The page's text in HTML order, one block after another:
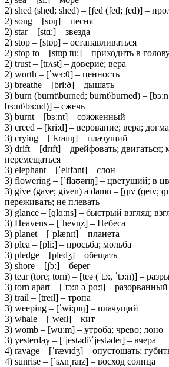
2) shed (shed; shed) – [ʃed (ʃed; ʃed)] –
2) song – [sɒŋ] – песня
2) star – [stɑ:] – звезда
2) stop – [stɒp] – останавливаться
2) stop to – [stɒp tu:] – приходить в
2) trust – [trʌst] – доверие; вера
2) worth – [ˈwɜ:θ] – ценность
3) breathe – [bri:ð] – дышать
3) burn (burnt\burned; burnt\burned) –
bɜ:nt\bɜ:nd)] – сжечь
3) burnt – [bɜ:nt] – сожженный
3) creed – [kri:d] – верование; вера;
3) crying – [ˈkraɪɪŋ] – плачущий
3) drift – [drɪft] – дрейфовать; двигаться;
перемещаться
3) elephant – [ˈelɪfənt] – слон
3) flowering – [ˈflaʊərɪŋ] – цветущий; в
3) give (gave; given) a damn – [ɡɪv (ɡeɪv;
переживать; не плевать
3) glance – [ɡlɑ:ns] – быстрый взгляд;
3) Heavens – [ˈhevn̩z] – Небеса
3) planet – [ˈplænɪt] – планета
3) plea – [pli:] – просьба; мольба
3) pledge – [pledʒ] – обещать
3) shore – [ʃɔ:] – берег
3) tear (tore; torn) – [teə (ˈtɔ:, ˈtɔ:n)] –
3) torn apart – [ˈtɔ:n əˈpɑ:t] –
3) trail – [treɪl] – тропа
3) weeping – [ˈwi:pɪŋ] – плачущий
3) whale – [ˈweɪl] – кит
3) womb – [wu:m] – утроба; чрево; лоно
3) yesterday – [ˈjestədi\ˈjestədeɪ] – вчера
4) ravage – [ˈrævɪdʒ] – опустошать;
4) sunrise – [ˈsʌnˌraɪz] – восход солнца